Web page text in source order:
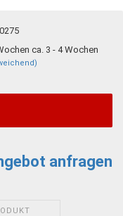
ca. 3 - 4 Wochen
anfragen